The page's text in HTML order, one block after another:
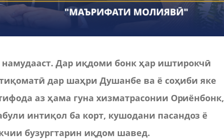
намудааст.Дар иқдоми бонк ҳар иштирокчӣ
дар шаҳри Душанбе ва ё соҳиби яке
аз ҳама гуна хизматрасонии Ориёнбонк,
интиқол ба корт, кушодани пасандоз ё
бузургтарин иқдом шавед.